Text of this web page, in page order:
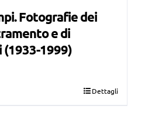
Fotografie dei
e di
1999)
Dettagli